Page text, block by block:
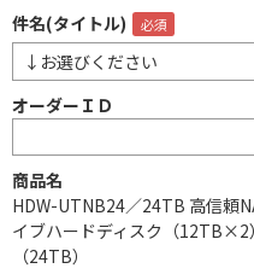
件名(タイトル)
オーダーＩＤ
商品名
HDW-UTNB24／24TB 高信頼
イブハードディスク（12TB×2）
（24TB）